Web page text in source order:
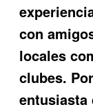
con
locales
clubes.
entusiasta